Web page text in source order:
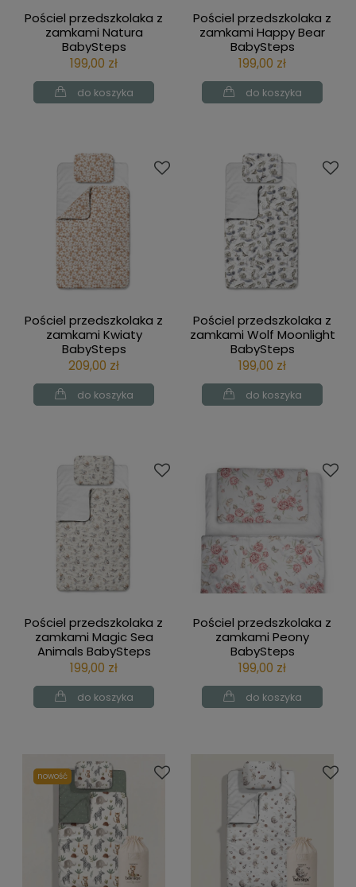
Pościel przedszkolaka z
zamkami Natura
BabySteps
199,00 zł
do koszyka
Pościel przedszkolaka z
zamkami Happy Bear
BabySteps
199,00 zł
do koszyka
Pościel przedszkolaka z
zamkami Kwiaty
BabySteps
209,00 zł
do koszyka
Pościel przedszkolaka z
zamkami Wolf Moonlight
BabySteps
199,00 zł
do koszyka
Pościel przedszkolaka z
zamkami Magic Sea
Animals BabySteps
199,00 zł
do koszyka
Pościel przedszkolaka z
zamkami Peony
BabySteps
199,00 zł
do koszyka
nowość